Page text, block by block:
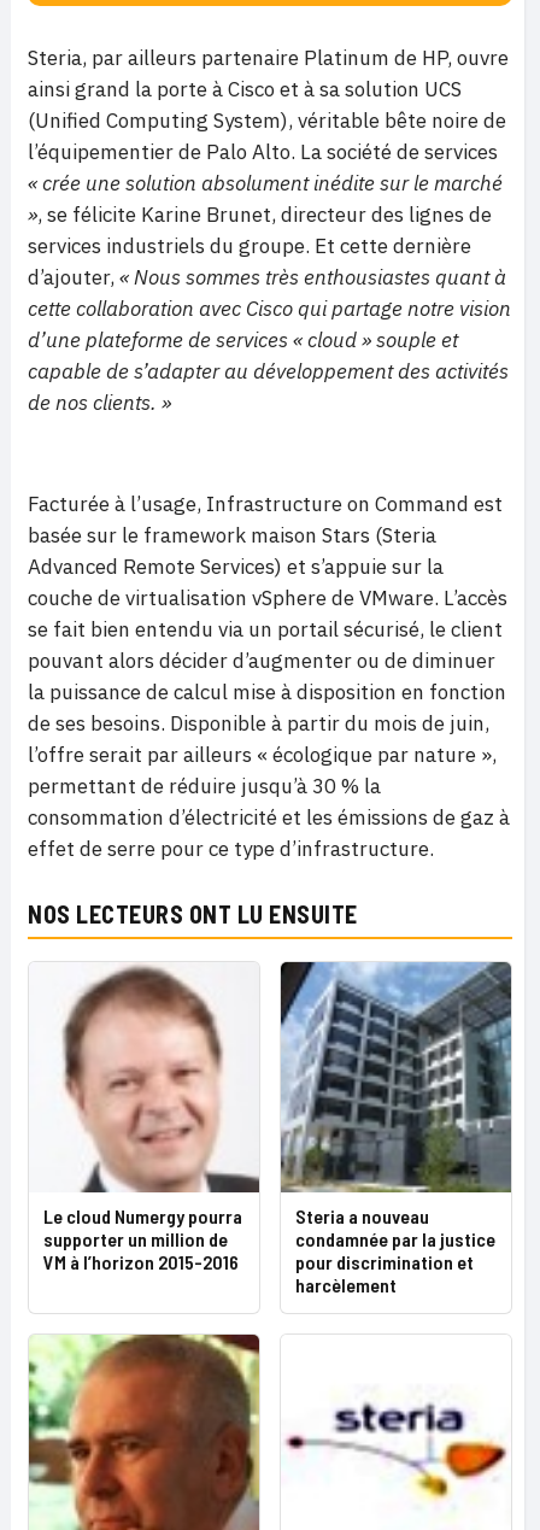
Steria, par ailleurs partenaire Platinum de HP, ouvre
ainsi grand la porte à Cisco et à sa solution UCS
(Unified Computing System), véritable bête noire de
l’équipementier de Palo Alto. La société de services
« crée une solution absolument inédite sur le marché
», se félicite Karine Brunet, directeur des lignes de
services industriels du groupe. Et cette dernière
d’ajouter, « Nous sommes très enthousiastes quant à
cette collaboration avec Cisco qui partage notre vision
d’une plateforme de services « cloud » souple et
capable de s’adapter au développement des activités
de nos clients. »
Facturée à l’usage, Infrastructure on Command est
basée sur le framework maison Stars (Steria
Advanced Remote Services) et s’appuie sur la
couche de virtualisation vSphere de VMware. L’accès
se fait bien entendu via un portail sécurisé, le client
pouvant alors décider d’augmenter ou de diminuer
la puissance de calcul mise à disposition en fonction
de ses besoins. Disponible à partir du mois de juin,
l’offre serait par ailleurs « écologique par nature »,
permettant de réduire jusqu’à 30 % la
consommation d’électricité et les émissions de gaz à
effet de serre pour ce type d’infrastructure.
NOS LECTEURS ONT LU ENSUITE
Le cloud Numergy pourra
supporter un million de
VM à l’horizon 2015-2016
Steria a nouveau
condamnée par la justice
pour discrimination et
harcèlement